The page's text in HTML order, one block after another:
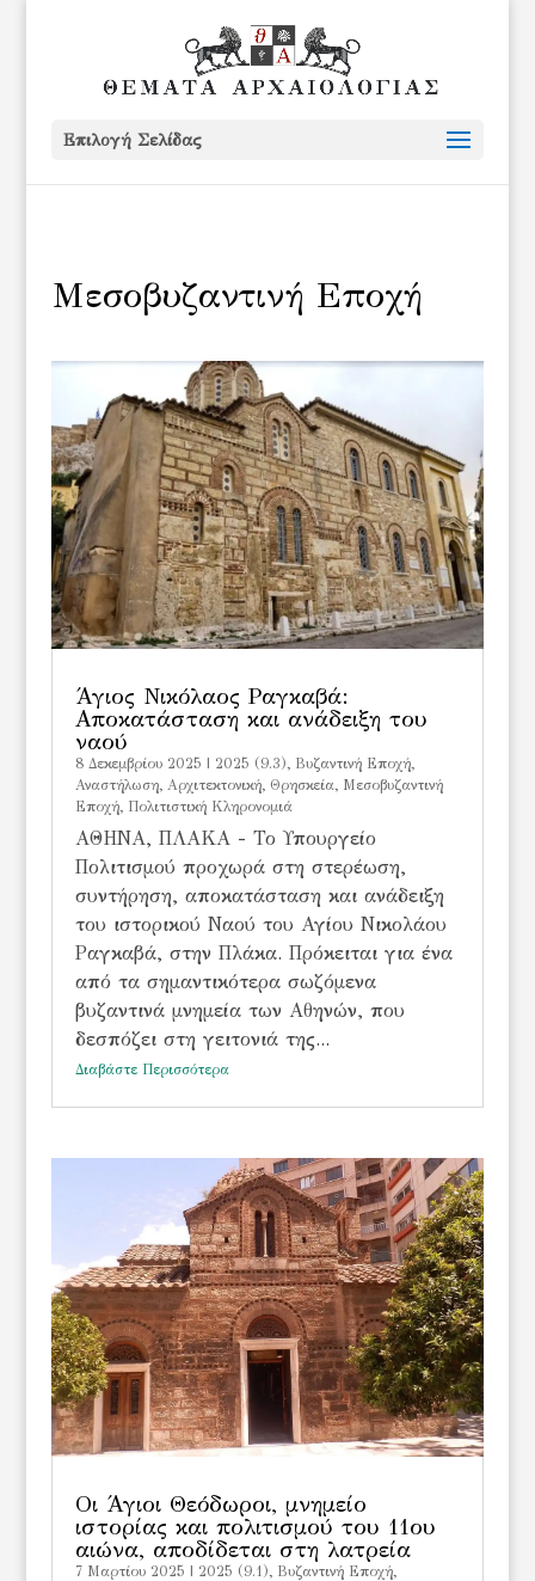
Επιλογή Σελίδας
Μεσοβυζαντινή Εποχή
Άγιος Νικόλαος Ραγκαβά:
Αποκατάσταση και ανάδειξη του
ναού
8 Δεκεμβρίου 2025 2025 (9.3), Bυζαντινή Εποχή,
Αναστήλωση, Αρχιτεκτονική, Θρησκεία, Μεσοβυζαντινή
Εποχή, Πολιτιστική Κληρονομιά
ΑΘΗΝΑ, ΠΛΑΚΑ - Το Υπουργείο
Πολιτισμού προχωρά στη στερέωση,
συντήρηση, αποκατάσταση και ανάδειξη
του ιστορικού Ναού του Αγίου Νικολάου
Ραγκαβά, στην Πλάκα. Πρόκειται για ένα
από τα σημαντικότερα σωζόμενα
βυζαντινά μνημεία των Αθηνών, που
δεσπόζει στη γειτονιά της...
Διαβάστε Περισσότερα
Οι Άγιοι Θεόδωροι, μνημείο
ιστορίας και πολιτισμού του 11ου
αιώνα, αποδίδεται στη λατρεία
7 Μαρτίου 2025 2025 (9.1), Bυζαντινή Εποχή,